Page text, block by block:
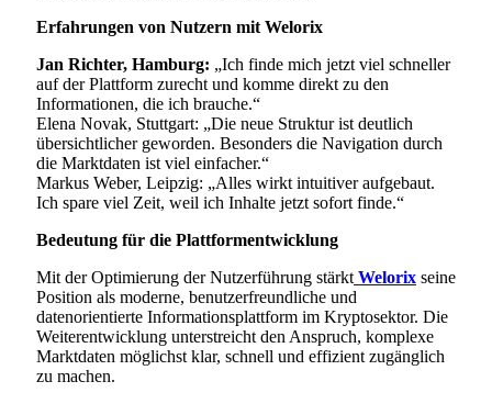
Erfahrungen von Nutzern mit Welorix
Jan Richter, Hamburg: „Ich finde mich jetzt viel schneller
auf der Plattform zurecht und komme direkt zu den
Informationen, die ich brauche.“
Elena Novak, Stuttgart: „Die neue Struktur ist deutlich
übersichtlicher geworden. Besonders die Navigation durch
die Marktdaten ist viel einfacher.“
Markus Weber, Leipzig: „Alles wirkt intuitiver aufgebaut.
Ich spare viel Zeit, weil ich Inhalte jetzt sofort finde.“
Bedeutung für die Plattformentwicklung
Mit der Optimierung der Nutzerführung stärkt Welorix seine
Position als moderne, benutzerfreundliche und
datenorientierte Informationsplattform im Kryptosektor. Die
Weiterentwicklung unterstreicht den Anspruch, komplexe
Marktdaten möglichst klar, schnell und effizient zugänglich
zu machen.